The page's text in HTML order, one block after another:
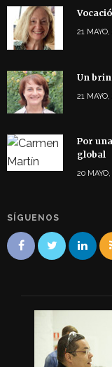
21 MAYO,
Un
21 MAYO,
Por
global
20
SÍGUENOS